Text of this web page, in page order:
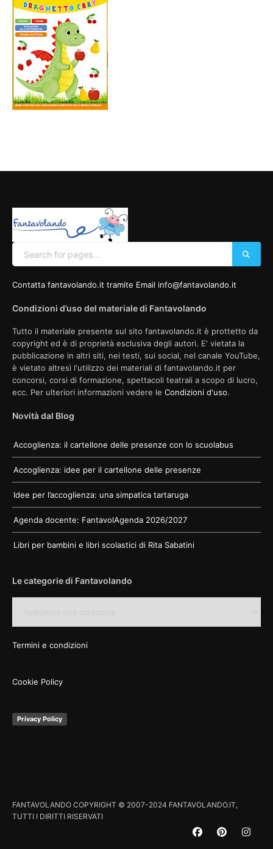
Contatta fantavolando.it tramite Email info@fantavolando.it
Condizioni d’uso del materiale di Fantavolando
Tutto il materiale presente sul sito fantavolando.it è prottetto da
copyright ed è di proprietà esclusiva degli autori. E' vietata la
pubblicazione in altri siti, nei testi, sui social, nel canale YouTube,
è vietato altresì l'utilizzo dei materiali di fantavolando.it per
concorsi, corsi di formazione, spettacoli teatrali a scopo di lucro,
ecc. Per ulteriori informazioni vedere le Condizioni d'uso.
Novità dal Blog
Accoglienza: il cartellone delle presenze con lo scuolabus
Accoglienza: idee per il cartellone delle presenze
Idee per l’accoglienza: una simpatica tartaruga
Agenda docente: FantavolAgenda 2026/2027
Libri per bambini e libri scolastici di Rita Sabatini
Le categorie di Fantavolando
di
Termini e condizioni
Cookie Policy
Privacy Policy
FANTAVOLANDO COPYRIGHT © 2007-2024 FANTAVOLANDO.IT,
TUTTI I DIRITTI RISERVATI